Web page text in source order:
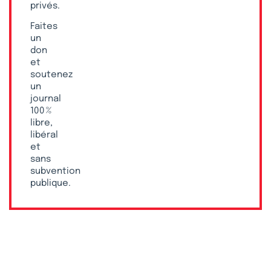
privés.
Faites
un
don
et
soutenez
un
journal
100 %
libre,
libéral
et
sans
subvention
publique.